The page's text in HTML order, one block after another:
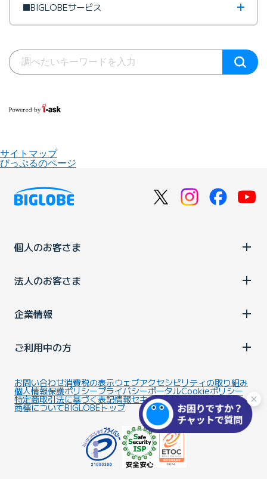
■BIGLOBEサービス
サイトマップ
びっぷるのページ
個人のお客さま
法人のお客さま
企業情報
ご利用中の方
お問い合わせ消費税の表示ウェブアクセシビリティの取り組み
個人情報保護ポリシープライバシーポータルCookieポリシー
特定商取引法に基づく表記情報セキュリティ基本方針
商標についてBIGLOBEトップ